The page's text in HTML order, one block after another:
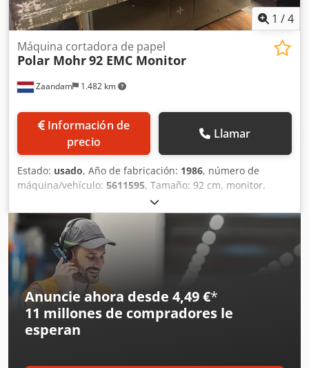
1 /4
Zaandam 1.482 km
Máquina cortadora de papel
Polar Mohr92 EMC Monitor
Información de
precio
Llamar
Estado: usado, Año de fabricación: 1986, número de
máquina/vehículo: 5611595, Tamaño: 92 cm, monitor.
Anuncie ahora desde 4,49 €*
11 millones de compradores le
esperan